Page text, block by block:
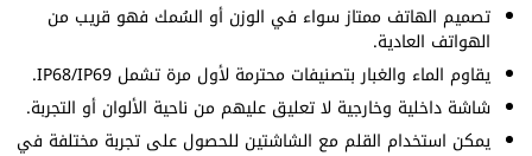
تصميم الهاتف ممتاز سواء في الوزن أو السُمك فهو قريب من
الهواتف العادية.
يقاوم الماء والغبار بتصنيفات محترمة لأول مرة تشمل IP68/IP69.
شاشة داخلية وخارجية لا تعليق عليهم من ناحية الألوان أو التجربة.
يمكن استخدام القلم مع الشاشتين للحصول على تجربة مختلفة في